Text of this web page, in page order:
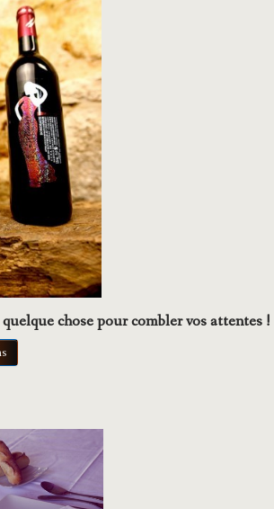
chose pour combler vos attentes !